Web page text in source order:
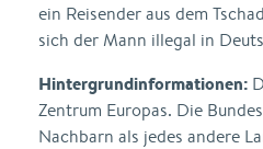
ein Reisender aus dem
sich der Mann illegal in
Hintergrundinformationen:
Zentrum Europas. Die
Nachbarn als jedes andere